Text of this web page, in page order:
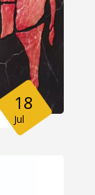
18
Jul